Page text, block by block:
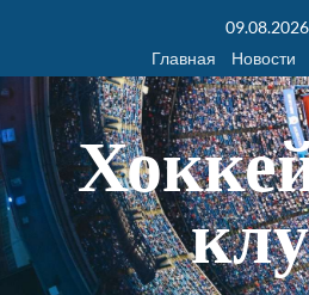
09.08.2026
Главная
Новости